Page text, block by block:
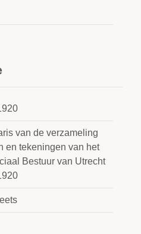
van de verzameling
en tekeningen van het
Bestuur van Utrecht